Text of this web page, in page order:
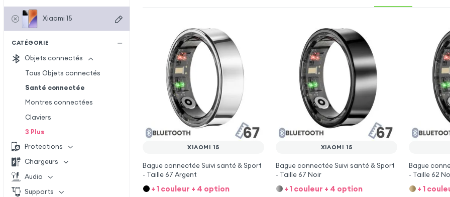
Xiaomi 15
CATÉGORIE
Objets connectés
Tous Objets connectés
Santé connectée
Montres connectées
Claviers
3 Plus
Protections
Chargeurs
Audio
Supports
XIAOMI 15
Bague connectée Suivi santé & Sport
- Taille 67 Argent
+ 1 couleur + 4 option
XIAOMI 15
Bague connectée Suivi santé & Sport
- Taille 67 Noir
+ 1 couleur + 4 option
Bague
- Taille 62
+ 1